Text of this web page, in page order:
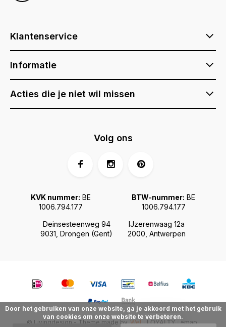
Klantenservice
Informatie
Acties die je niet wil missen
Deinsesteenweg 94
9031, Drongen (Gent)
IJzerenwaag 12a
2000, Antwerpen
KVK nummer: BE
1006.794.177
BTW-nummer: BE
1006.794.177
Volg ons
© Livingdesign - Theme made by Webdinge.nl Sitemap
Door het gebruiken van onze website, ga je akkoord met het gebruik
van cookies om onze website te verbeteren.
LOYALTY